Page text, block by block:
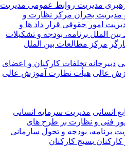
مدیریت روابط عمومی مدیریت
مدیریت بحران مرکز نظارت و
امور حقوقی قرار داد ها و
الملل برنامه، بودجه و تشکیلات
مرکز مطالعات بین الملل
دبیرخانه تخلفات کارکنان و اعضای
عالی هیأت نظارت آموزش عالی
انسانی مدیریت سرمایه انسانی
فنی و نظارت بر طرح های
برنامه، بودجه و تحول سازمانی
کارکنان بسیج کارکنان